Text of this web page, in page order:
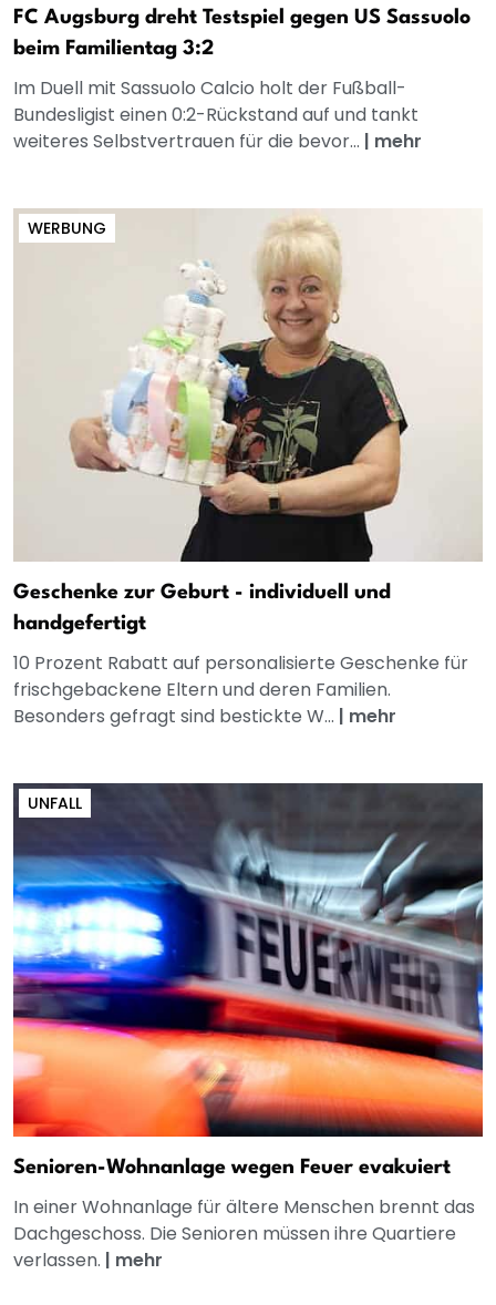
FC Augsburg dreht Testspiel gegen US Sassuolo
beim Familientag 3:2
Im Duell mit Sassuolo Calcio holt der Fußball-
Bundesligist einen 0:2-Rückstand auf und tankt
weiteres Selbstvertrauen für die bevor... | mehr
WERBUNG
Geschenke zur Geburt - individuell und
handgefertigt
10 Prozent Rabatt auf personalisierte Geschenke für
frischgebackene Eltern und deren Familien.
Besonders gefragt sind bestickte W... | mehr
UNFALL
Senioren-Wohnanlage wegen Feuer evakuiert
In einer Wohnanlage für ältere Menschen brennt das
Dachgeschoss. Die Senioren müssen ihre Quartiere
verlassen. | mehr